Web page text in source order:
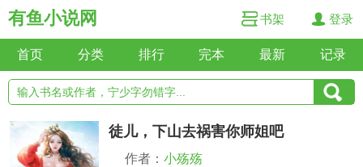
有鱼小说网 书架 登录
首页 分类 排行 完本 最新 记录
徒儿，下山去祸害你师姐吧
作者： 小殇殇